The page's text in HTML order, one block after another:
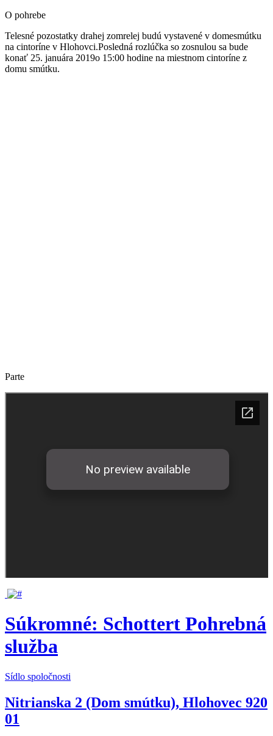
O pohrebe
Telesné pozostatky drahej zomrelej budú vystavené v domesmútku
na cintoríne v Hlohovci.Posledná rozlúčka so zosnulou sa bude
konať 25. januára 2019o 15:00 hodine na miestnom cintoríne z
domu smútku.
Parte
Súkromné: Schottert Pohrebná
služba
Sídlo spoločnosti
Nitrianska 2 (Dom smútku), Hlohovec 920
01